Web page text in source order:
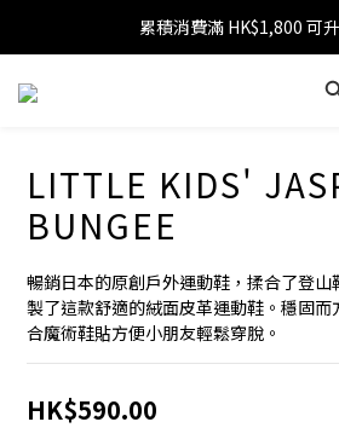
消費滿 HK$599 免
累積消費滿 HK$1,800 可
消費滿 HK$1,800 可享
LITTLE KIDS'
BUNGEE
暢銷日本的原創戶外運動鞋，揉合了登山
製了這款舒適的絨面皮革運動鞋。穩固
合魔術鞋貼方便小朋友輕鬆穿脫。
HK$590.00